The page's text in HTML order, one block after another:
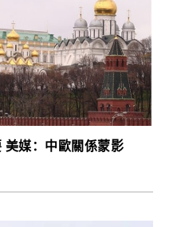
媒：中歐關係蒙影